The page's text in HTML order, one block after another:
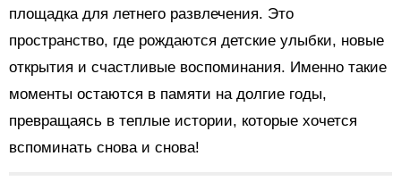
площадка для летнего развлечения. Это
пространство, где рождаются детские улыбки, новые
открытия и счастливые воспоминания. Именно такие
моменты остаются в памяти на долгие годы,
превращаясь в теплые истории, которые хочется
вспоминать снова и снова!